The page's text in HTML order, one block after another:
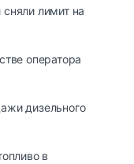
лимит на
оператора
дизельного
в